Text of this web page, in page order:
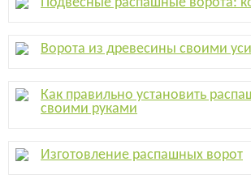
Ворота из древесины своими
Как правильно установить
своими руками
Изготовление распашных ворот